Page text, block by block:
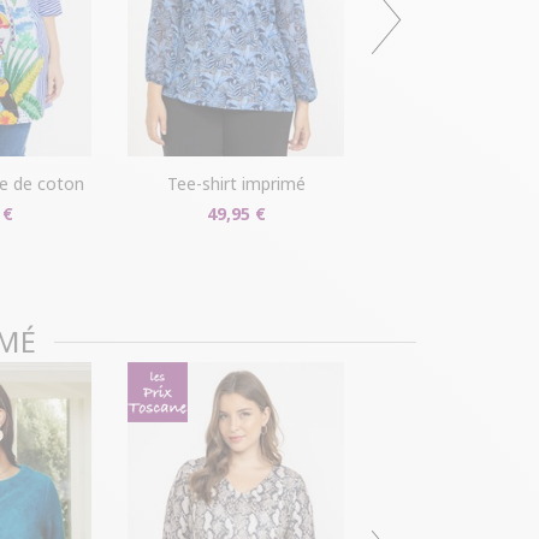
détails").
?Gagnez du temps en échangeant votre
avec le bon de livraison/retour disponible
client (rubrique "Mes commandes/détails").
de coton
tee-shirt imprimé
49,95 €